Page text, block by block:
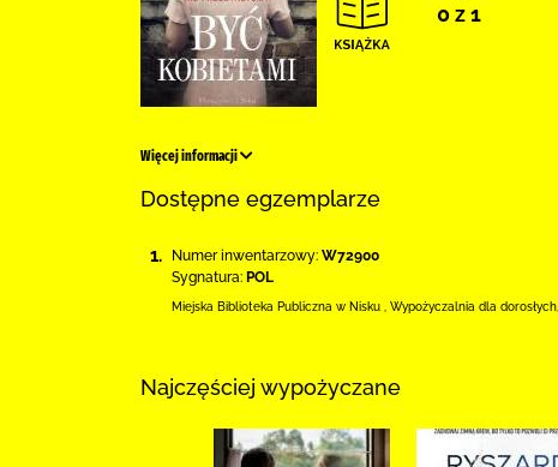
0 z 1
Więcej informacji
Dostępne egzemplarze
1. Numer inwentarzowy: W72900
Sygnatura: POL
Miejska Biblioteka Publiczna w Nisku Wypożyczalnia dla dorosłych,
Najczęściej wypożyczane